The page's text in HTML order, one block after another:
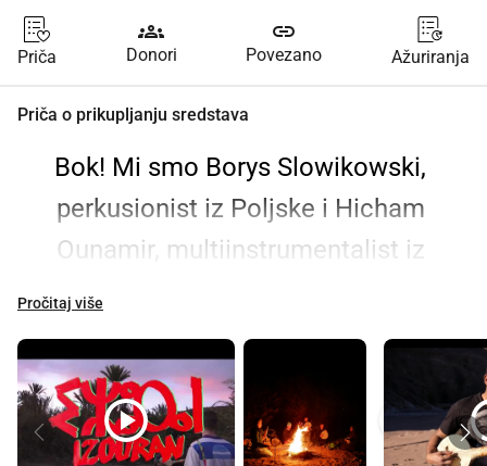
Priča
groups
Donori
link
Povezano Ažuriranja
Priča o prikupljanju sredstava
Bok! Mi smo Borys Slowikowski,
perkusionist iz Poljske i Hicham
Ounamir, multiinstrumentalist iz
Naš cilj je zajedno izgraditi glazbeni
studio u Hichamovom selu, donoseći
nove ideje i mogućnosti za ruralna
područja u Maroku. Ljubazno vas
Pročitaj više
play_circle play_circle